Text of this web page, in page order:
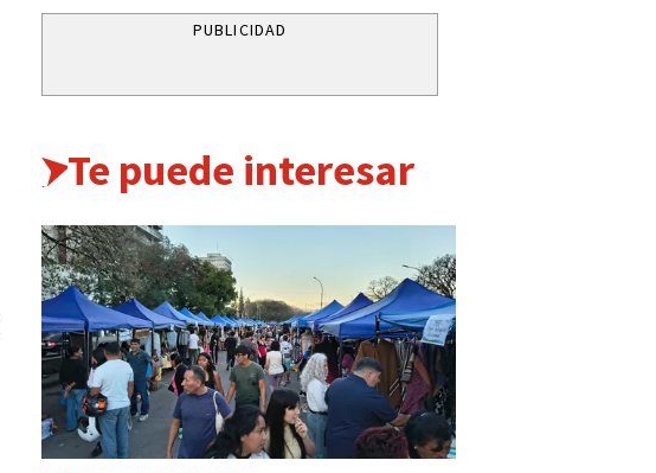
PUBLICIDAD
Te puede interesar